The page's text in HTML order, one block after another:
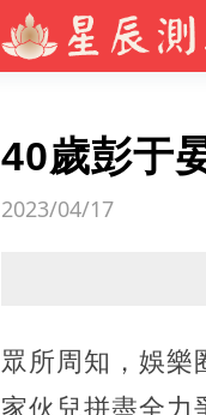
40歲彭于
2023/04/17
眾所周知，娛樂
家伙兒拼盡全力